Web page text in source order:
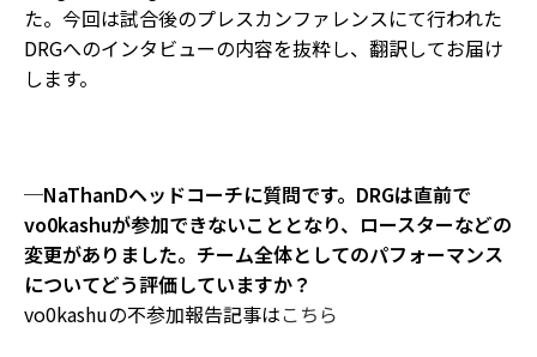
た。今回は試合後のプレスカンファレンスにて行われた
DRGへのインタビューの内容を抜粋し、翻訳してお届け
します。
─NaThanDヘッドコーチに質問です。DRGは直前で
vo0kashuが参加できないこととなり、ロースターなどの
変更がありました。チーム全体としてのパフォーマンス
についてどう評価していますか？
vo0kashuの不参加報告記事はこちら